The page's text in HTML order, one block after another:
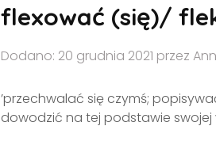
flexować (się)/
Dodano: 20 grudnia 2021 przez
’przechwalać się czymś;
dowodzić na tej podstawie swojej